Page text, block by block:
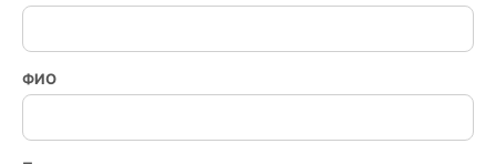
ФИО